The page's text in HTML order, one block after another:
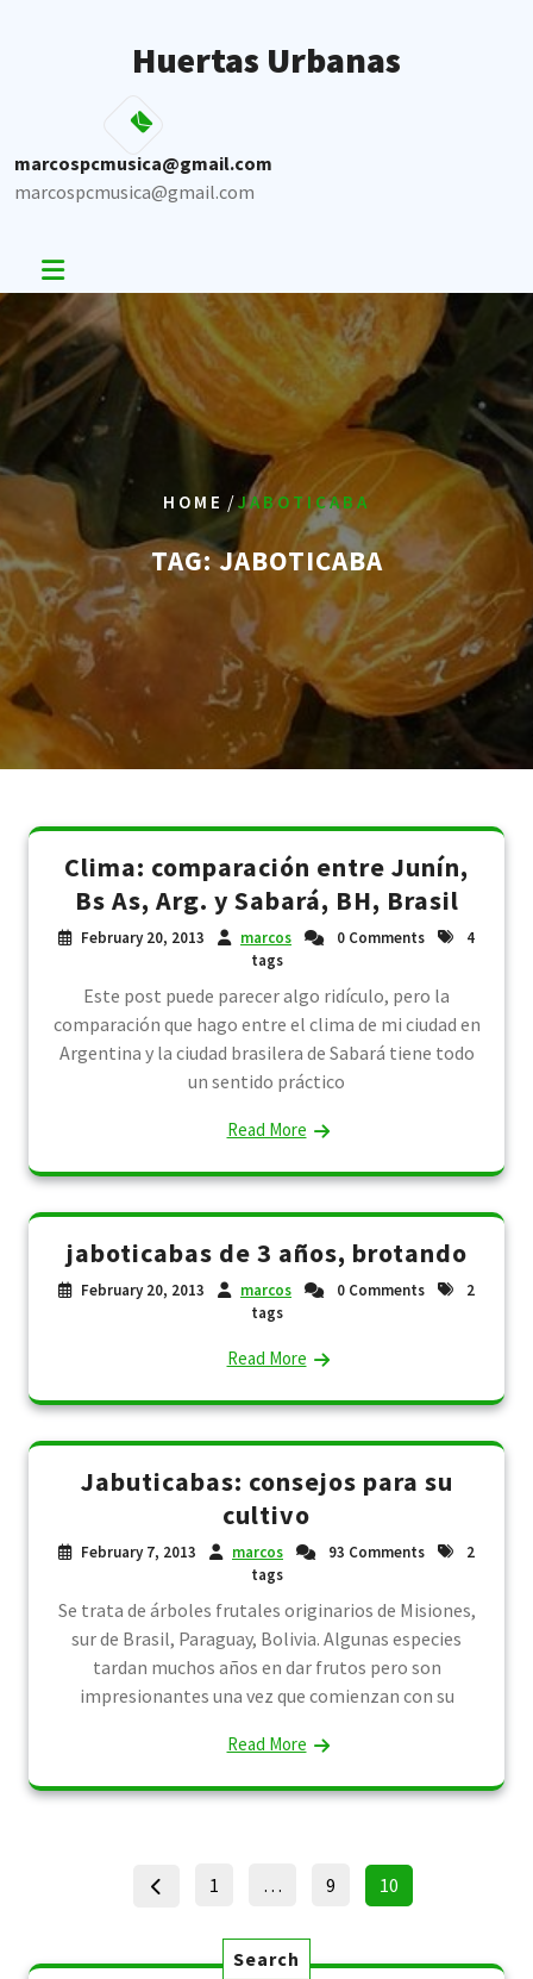
Huertas Urbanas
marcospcmusica@gmail.com
marcospcmusica@gmail.com
HOME /JABOTICABA
TAG:JABOTICABA
Clima: comparación entre Junín,
Bs As, Arg. y Sabará, BH, Brasil
February 20, 2013 marcos 0 Comments
4
tags
Este post puede parecer algo ridículo, pero la
comparación que hago entre el clima de mi ciudad en
Argentina y la ciudad brasilera de Sabará tiene todo
un sentido práctico
Read More
jaboticabas de 3 años, brotando
February 20, 2013 marcos 0 Comments
2
tags
Read More
Jabuticabas: consejos para su
cultivo
February 7, 2013 marcos 93 Comments
2
tags
Se trata de árboles frutales originarios de Misiones,
sur de Brasil, Paraguay, Bolivia. Algunas especies
tardan muchos años en dar frutos pero son
impresionantes una vez que comienzan con su
Read More
Posts
pagination
Page
1 … Page
9 Page
10
Search